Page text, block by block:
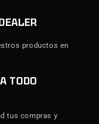
productos en
TODO
tus compras y